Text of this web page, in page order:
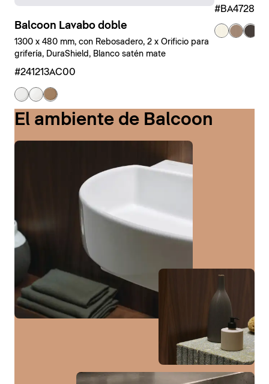
Balcoon Lavabo doble
1300 x 480 mm, con Rebosadero, 2 x Orificio para
grifería, DuraShield, Blanco satén mate
#241213AC00
El ambiente de Balcoon